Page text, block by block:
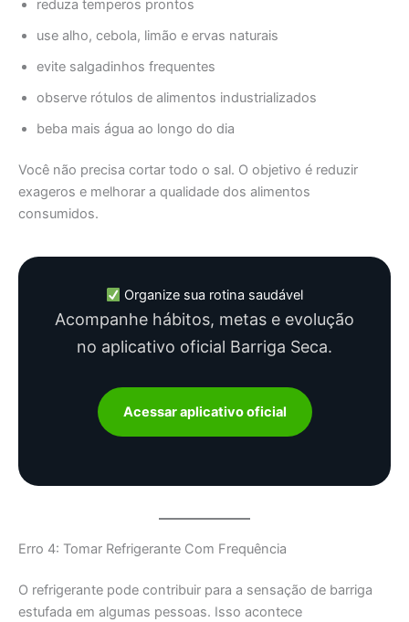
reduza temperos prontos
use alho, cebola, limão e ervas naturais
evite salgadinhos frequentes
observe rótulos de alimentos industrializados
beba mais água ao longo do dia
Você não precisa cortar todo o sal. O objetivo é reduzir
exageros e melhorar a qualidade dos alimentos
consumidos.
Organize sua rotina saudável
Acompanhe hábitos, metas e evolução
no aplicativo oficial Barriga Seca.
Acessar aplicativo oficial
Erro 4: Tomar Refrigerante Com Frequência
O refrigerante pode contribuir para a sensação de barriga
estufada em algumas pessoas. Isso acontece